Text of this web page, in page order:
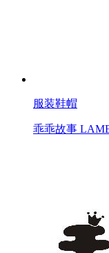
服装鞋帽
乖乖故事